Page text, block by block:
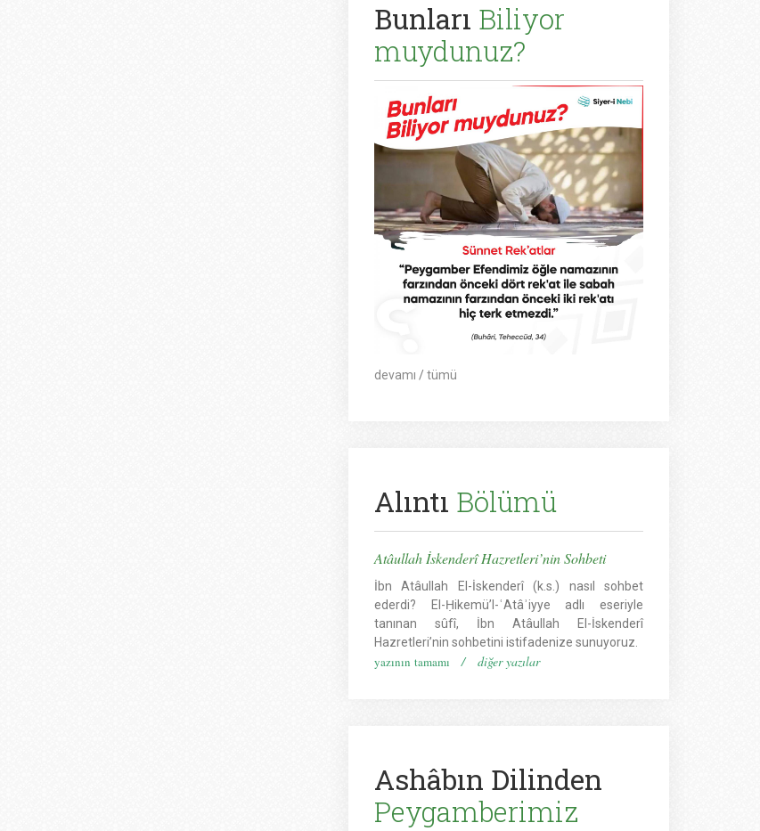
Bunları Biliyor
muydunuz?
devamı /tümü
Alıntı Bölümü
Atâullah İskenderî Hazretleri’nin Sohbeti
İbn Atâullah El-İskenderî (k.s.) nasıl sohbet
ederdi? El-Ḥikemü’l-ʿAtâʾiyye adlı eseriyle
tanınan sûfî, İbn Atâullah El-İskenderî
Hazretleri’nin sohbetini istifadenize sunuyoruz.
yazının tamamı / diğer yazılar
Ashâbın Dilinden
Peygamberimiz